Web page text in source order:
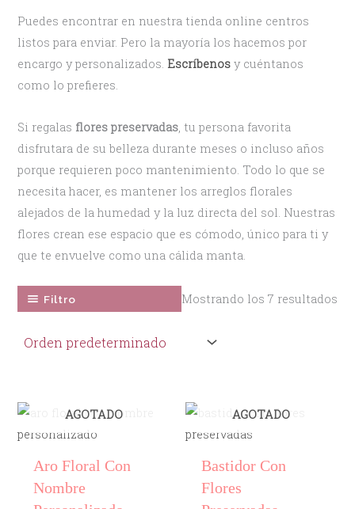
Puedes encontrar en nuestra tienda online centros
listos para enviar. Pero la mayoría los hacemos por
encargo y personalizados. Escríbenos y cuéntanos
como lo prefieres.
Si regalas flores preservadas, tu persona favorita
disfrutara de su belleza durante meses o incluso años
porque requieren poco mantenimiento. Todo lo que se
necesita hacer, es mantener los arreglos florales
alejados de la humedad y la luz directa del sol. Nuestras
flores crean ese espacio que es cómodo, único para ti y
que te envuelve como una cálida manta.
Filtro Mostrando los 7 resultados
AGOTADO
Aro Floral Con
Nombre
AGOTADO
Bastidor Con
Flores